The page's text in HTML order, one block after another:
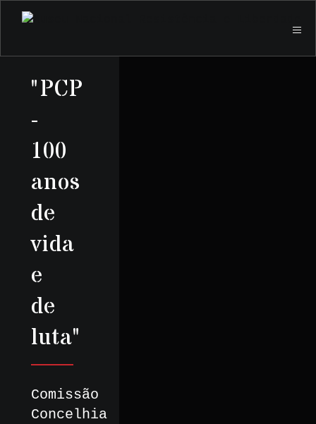
"PCP
-
100
anos
de
vida
e
de
luta"
Comissão
Concelhia